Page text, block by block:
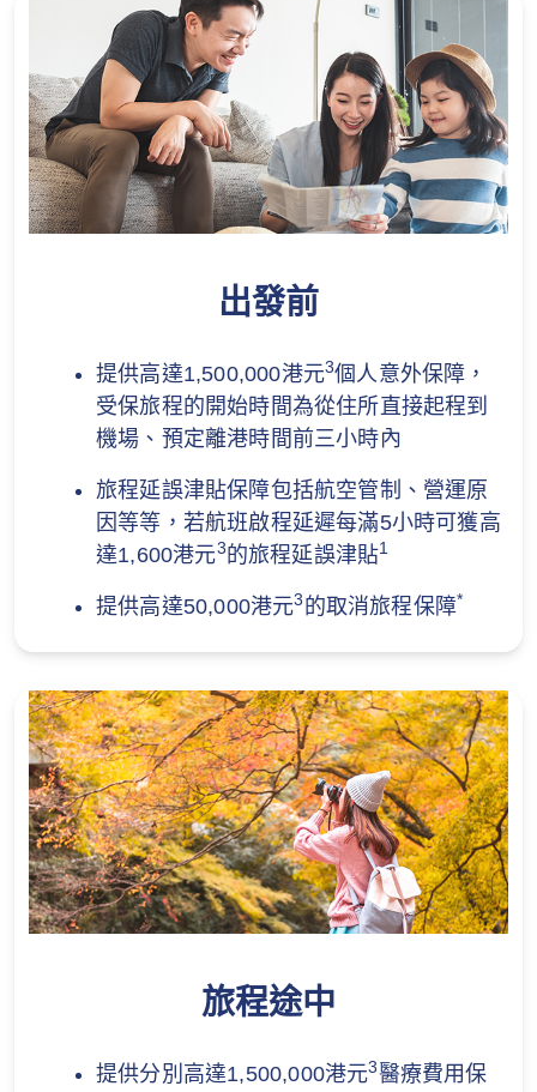
出發前
提供高達1,500,000港元3個人意外保障，
受保旅程的開始時間為從住所直接起程到
機場、預定離港時間前三小時內
旅程延誤津貼保障包括航空管制、營運原
因等等，若航班啟程延遲每滿5小時可獲高
達1,600港元3的旅程延誤津貼1
提供高達50,000港元3 的取消旅程保障*
旅程途中
提供分別高達1,500,000港元3醫療費用保